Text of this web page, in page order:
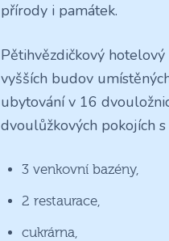
přírody i památek.
Pětihvězdičkový
vyšších budov
ubytování v 16
dvoulůžkových pokojích
3 venkovní bazény,
2 restaurace,
cukrárna,